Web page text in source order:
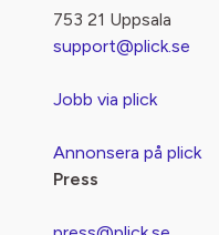
753 21 Uppsala
support@plick.se
Jobb via plick
Annonsera på plick
Press